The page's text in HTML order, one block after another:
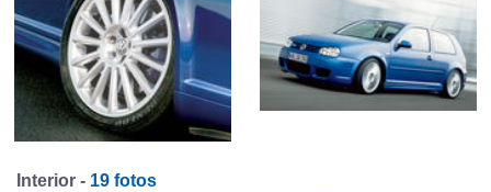
Interior - 19 fotos